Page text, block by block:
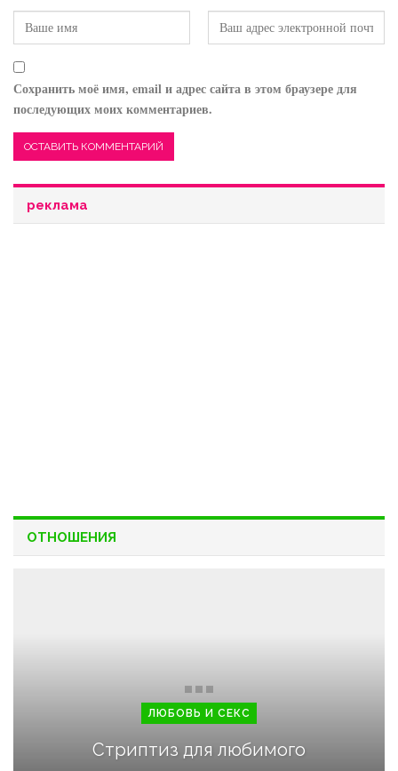
Сохранить моё имя, email и адрес сайта в этом браузере для
последующих моих комментариев.
реклама
ОТНОШЕНИЯ
ЛЮБОВЬ И СЕКС
Стриптиз для любимого